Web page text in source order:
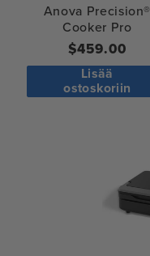
Anova Precision®
Cooker Pro
Normaali
hinta
$459.00
Lisää
ostoskoriin